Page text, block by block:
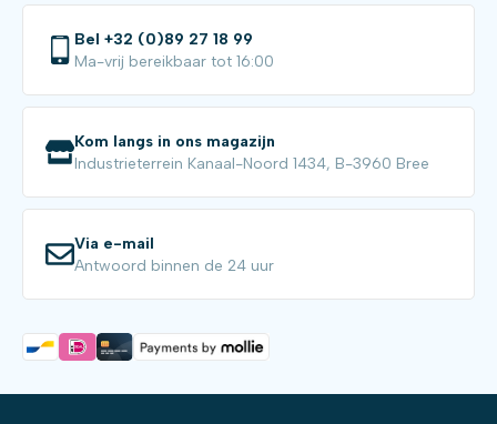
Bel +32 (0)89 27 18 99
Ma-vrij bereikbaar tot 16:00
Kom langs in ons magazijn
Industrieterrein Kanaal-Noord 1434, B-3960 Bree
Via e-mail
Antwoord binnen de 24 uur